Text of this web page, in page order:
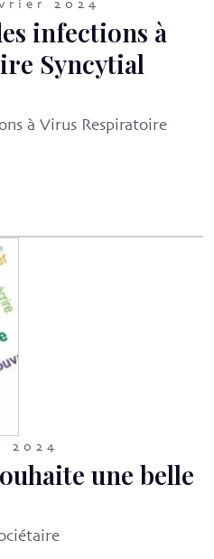
2024
infections à
Syncytial
à Virus Respiratoire
une belle